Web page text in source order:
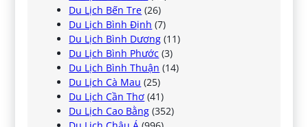
Du Lịch Bến Tre (26)
Du Lịch Bình Định (7)
Du Lịch Bình Dương (11)
Du Lịch Bình Phước (3)
Du Lịch Bình Thuận (14)
Du Lịch Cà Mau (25)
Du Lịch Cần Thơ (41)
Du Lịch Cao Bằng (352)